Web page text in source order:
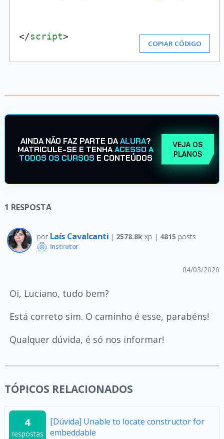
</script>
COPIAR CÓDIGO
AINDA NÃO FAZ PARTE DAALURA?
MATRICULE-SE E TENHAACESSO A
TODOS OS CURSOS E CONTEÚDOS
VEJA OS
PLANOS
1 RESPOSTA
por Laís Cavalcanti | 2578.8k xp | 4815 posts
Instrutor
04/03/2020
Oi, Luciano, tudo bem?
Está correto sim. O caminho é esse, parabéns!
Qualquer dúvida, é só nos informar!
TÓPICOS RELACIONADOS
4
respostas
[Dúvida] Unable to locate constructor for
embeddable